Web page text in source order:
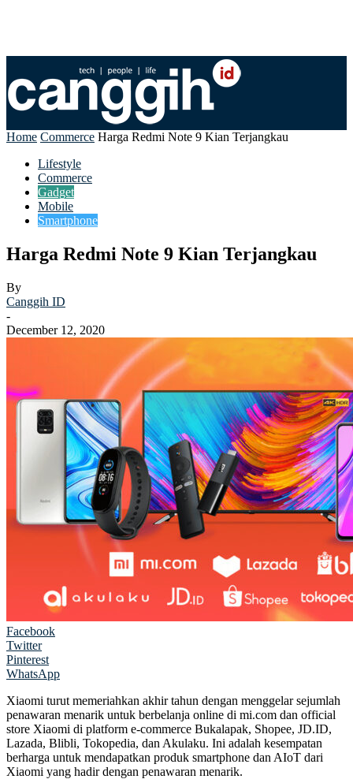
Home Commerce Harga Redmi Note 9 Kian Terjangkau
Lifestyle
Commerce
Gadget
Mobile
Smartphone
Harga Redmi Note 9 Kian Terjangkau
By
Canggih ID
-
December 12, 2020
Facebook
Twitter
Pinterest
WhatsApp
Xiaomi turut memeriahkan akhir tahun dengan menggelar sejumlah
penawaran menarik untuk berbelanja online di mi.com dan official
store Xiaomi di platform e-commerce Bukalapak, Shopee, JD.ID,
Lazada, Blibli, Tokopedia, dan Akulaku. Ini adalah kesempatan
berharga untuk mendapatkan produk smartphone dan AIoT dari
Xiaomi yang hadir dengan penawaran menarik.